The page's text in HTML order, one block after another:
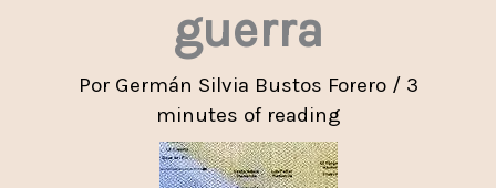
guerra
Por Germán Silvia Bustos Forero / 3
minutes of reading